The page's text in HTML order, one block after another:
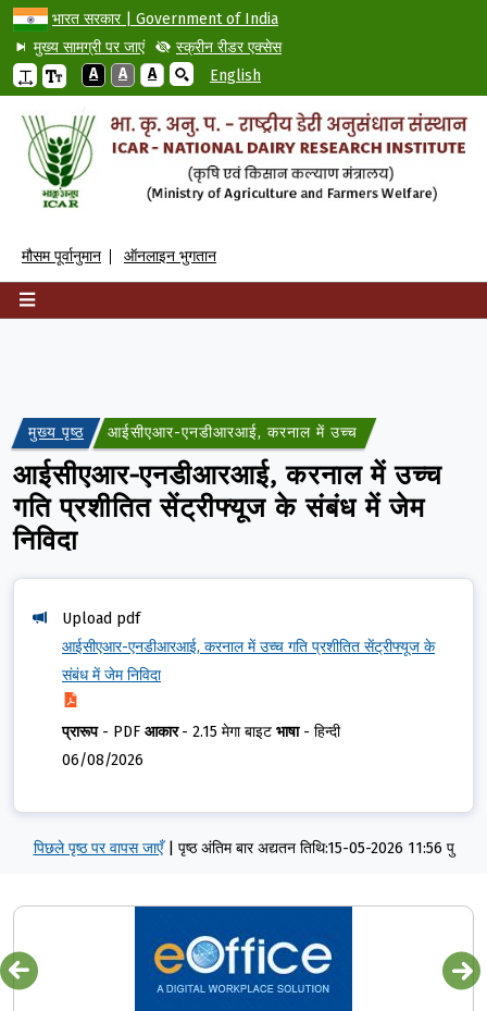
भारत सरकार | Government of India
मुख्य सामग्री पर जाएं
स्क्रीन रीडर एक्सेस
A
A A English
मौसम पूर्वानुमान ऑनलाइन भुगतान
मुख्य पृष्ठ आईसीएआर-एनडीआरआई, करनाल में उच्च गति प्रशीतित
आईसीएआर-एनडीआरआई, करनाल में उच्च
गति प्रशीतित सेंट्रीफ्यूज के संबंध में जेम
निविदा
Upload pdf
आईसीएआर-एनडीआरआई, करनाल में उच्च गति प्रशीतित सेंट्रीफ्यूज के
संबंध में जेम निविदा
प्रारूप- PDF आकार- 2.15 मेगा बाइट भाषा- हिन्दी
06/08/2026
पिछले पृष्ठ पर वापस जाएँ पृष्ठ अंतिम बार अद्यतन तिथि:15-05-2026 11:56 पु